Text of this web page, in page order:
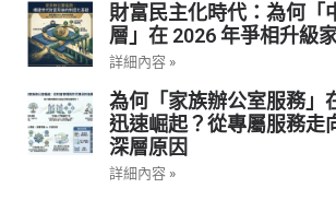
財富民主化時代：為何「
層」在 2026 年爭相升級
詳細內容 »
為何「家族辦公室服務」
迅速崛起？從專屬服務走
深層原因
詳細內容 »